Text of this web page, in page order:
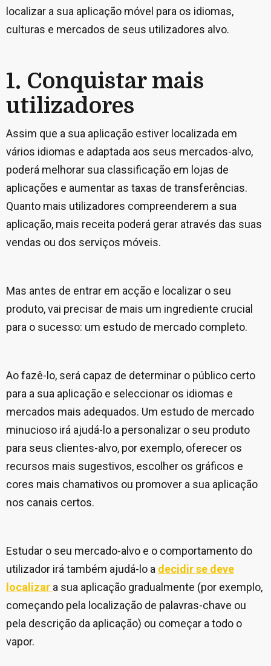
localizar a sua aplicação móvel para os idiomas,
culturas e mercados de seus utilizadores alvo.
1. Conquistar mais
utilizadores
Assim que a sua aplicação estiver localizada em
vários idiomas e adaptada aos seus mercados-alvo,
poderá melhorar sua classificação em lojas de
aplicações e aumentar as taxas de transferências.
Quanto mais utilizadores compreenderem a sua
aplicação, mais receita poderá gerar através das suas
vendas ou dos serviços móveis.
Mas antes de entrar em acção e localizar o seu
produto, vai precisar de mais um ingrediente crucial
para o sucesso: um estudo de mercado completo.
Ao fazê-lo, será capaz de determinar o público certo
para a sua aplicação e seleccionar os idiomas e
mercados mais adequados. Um estudo de mercado
minucioso irá ajudá-lo a personalizar o seu produto
para seus clientes-alvo, por exemplo, oferecer os
recursos mais sugestivos, escolher os gráficos e
cores mais chamativos ou promover a sua aplicação
nos canais certos.
Estudar o seu mercado-alvo e o comportamento do
utilizador irá também ajudá-lo a decidir se deve
localizar a sua aplicação gradualmente (por exemplo,
começando pela localização de palavras-chave ou
pela descrição da aplicação) ou começar a todo o
vapor.